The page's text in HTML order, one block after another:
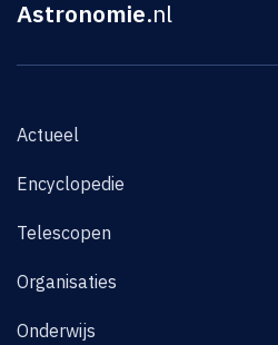
Astronomie.nl
Actueel
Encyclopedie
Telescopen
Organisaties
Onderwijs